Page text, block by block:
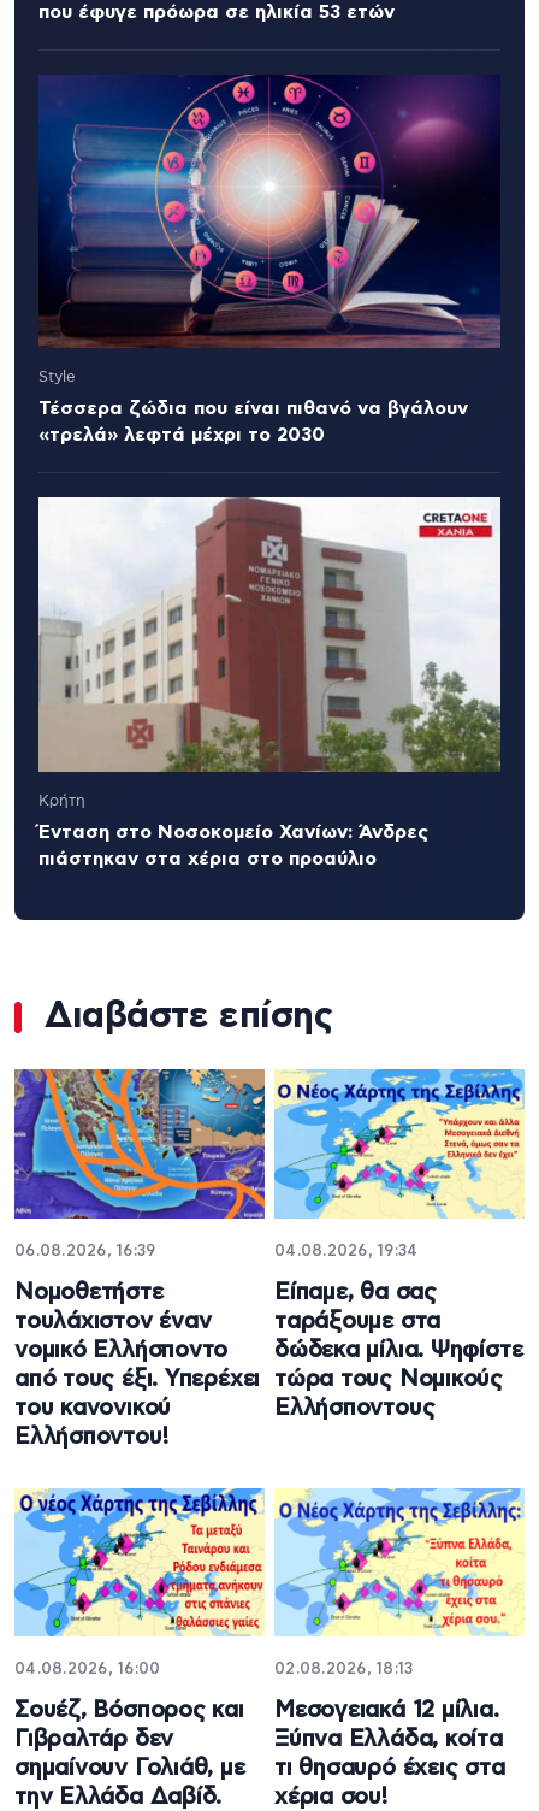
που έφυγε πρόωρα σε ηλικία 53 ετών
Style
Τέσσερα ζώδια που είναι πιθανό να βγάλουν
«τρελά» λεφτά μέχρι το 2030
Κρήτη
Ένταση στο Νοσοκομείο Χανίων: Άνδρες
πιάστηκαν στα χέρια στο προαύλιο
Διαβάστε επίσης
06.08.2026, 16:39
Νομοθετήστε
τουλάχιστον έναν
νομικό Ελλήσποντο
από τους έξι. Υπερέχει
του κανονικού
Ελλήσποντου!
04.08.2026, 19:34
Είπαμε, θα σας
ταράξουμε στα
δώδεκα μίλια. Ψηφίστε
τώρα τους Νομικούς
Ελλήσποντους
04.08.2026, 16:00
Σουέζ, Βόσπορος και
Γιβραλτάρ δεν
σημαίνουν Γολιάθ, με
την Ελλάδα Δαβίδ.
02.08.2026, 18:13
Μεσογειακά 12 μίλια.
Ξύπνα Ελλάδα, κοίτα
τι θησαυρό έχεις στα
χέρια σου!